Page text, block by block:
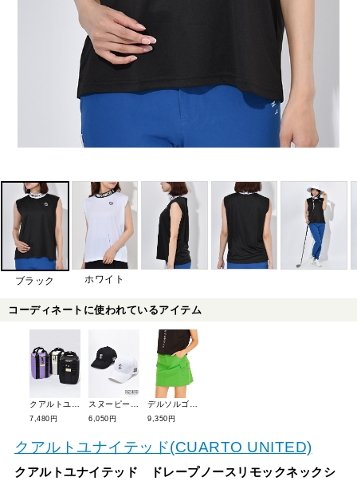
ブラック ホワイト
コーディネートに使われているアイテム
7,480円 6,050円 9,350円
クアルトユナイテッド(CUARTO UNITED)
クアルトユナイテッド ドレープノースリモックネックシ